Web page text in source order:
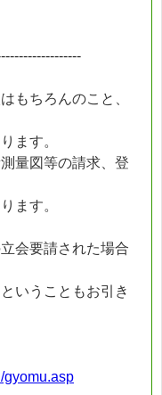
もちろんのこと、
ます。
量図等の請求、登
ます。
会要請された場合
いうこともお引き
gyomu.asp